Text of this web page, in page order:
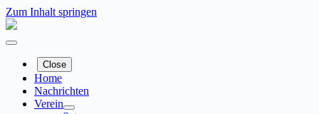
Zum Inhalt springen
Close
Home
Nachrichten
Verein